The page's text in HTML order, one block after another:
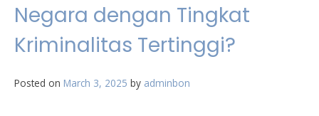
Negara dengan Tingkat
Kriminalitas Tertinggi?
Posted on March 3, 2025 by adminbon